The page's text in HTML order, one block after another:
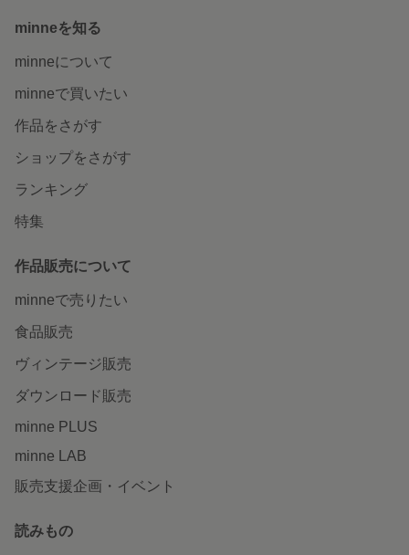
minneを知る
minneについて
minneで買いたい
作品をさがす
ショップをさがす
ランキング
特集
作品販売について
minneで売りたい
食品販売
ヴィンテージ販売
ダウンロード販売
minne PLUS
minne LAB
販売支援企画・イベント
読みもの